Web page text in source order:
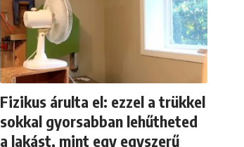
Fizikus árulta el: ezzel a trükkel
sokkal gyorsabban lehűtheted
a lakást, mint egy egyszerű